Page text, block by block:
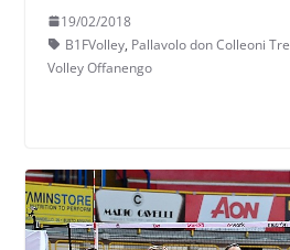
19/02/2018
B1FVolley, Pallavolo don Colleoni
Volley Offanengo